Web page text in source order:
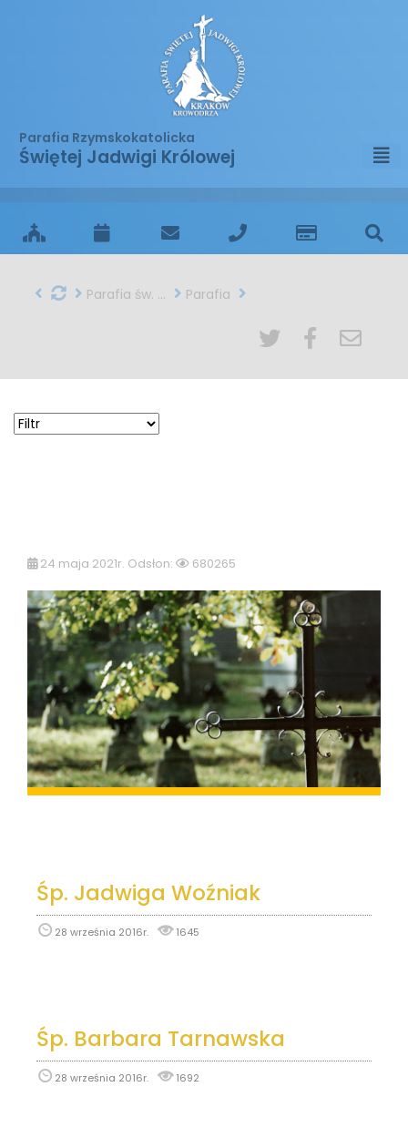
Parafia Rzymskokatolicka
Świętej Jadwigi Królowej
Parafia św. Jadwigi w Krakowie Parafia
24 maja 2021r. Odsłon: 680265
Śp. Jadwiga Woźniak
28 września 2016r. 1645
Śp. Barbara Tarnawska
28 września 2016r. 1692